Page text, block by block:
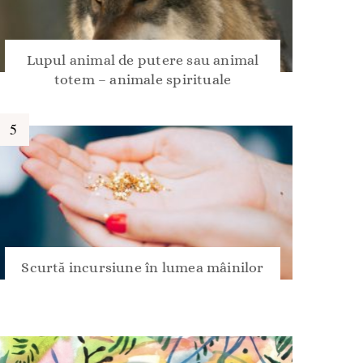
Lupul animal de putere sau animal
totem – animale spirituale
Scurtă incursiune în lumea mâinilor